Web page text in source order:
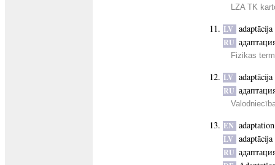
LZA TK
LV adaptācija
RU
Fizikas
LV adaptācija
RU
EN adaptation
LV adaptācija
RU